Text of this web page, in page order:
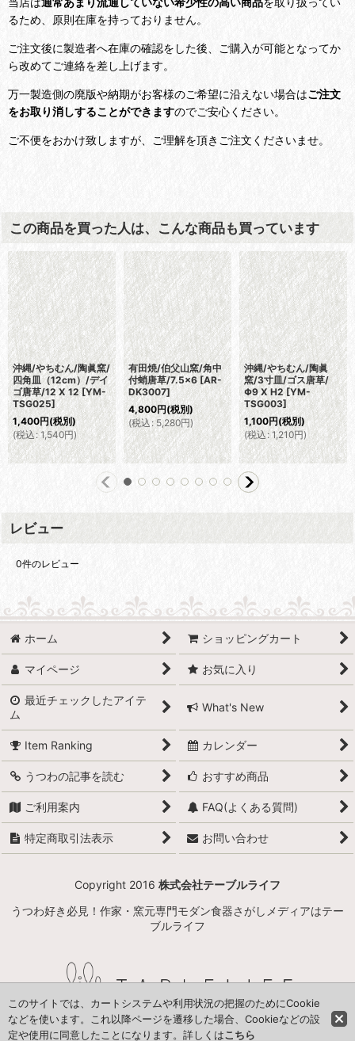
るため、原則在庫を持っておりません。
ご注文後に製造者へ在庫の確認をした後、ご購入が可能となってか
ら改めてご連絡を差し上げます。
万一製造側の廃版や納期がお客様のご希望に沿えない場合はご注文
をお取り消しすることができますのでご安心ください。
ご不便をおかけ致しますが、ご理解を頂きご注文くださいませ。
この商品を買った人は、こんな商品も買っています
沖縄/やちむん/陶眞窯/
四角皿（12cm）/デイ
ゴ唐草/12 X 12 [YM-
TSG025]
1,400円(税別)
(税込 : 1,540円)
有田焼/伯父山窯/角中
付蛸唐草/7.5×6 [AR-
DK3007]
4,800円(税別)
(税込 : 5,280円)
沖縄/やちむん/陶眞
窯/3寸皿/ゴス唐草/
Φ9 X H2 [YM-
TSG003]
1,100円(税別)
(税込 : 1,210円)
レビュー
0件のレビュー
ホーム ショッピングカート
マイページ お気に入り
最近チェックしたアイテ
ム
What's New
Item Ranking カレンダー
うつわの記事を読む おすすめ商品
ご利用案内 FAQ(よくある質問)
特定商取引法表示 お問い合わせ
Copyright 2016 株式会社テーブルライフ
うつわ好き必見！作家・窯元専門モダン食器さがしメディアはテー
ブルライフ
このサイトでは、カートシステムや利用状況の把握のためにCookie
などを使います。これ以降ページを遷移した場合、Cookieなどの設
定や使用に同意したことになります。詳しくはこちら